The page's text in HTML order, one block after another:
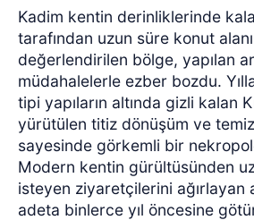
Kadim kentin derinliklerinde
tarafından uzun süre konut
değerlendirilen bölge, yapılan
müdahalelerle ezber bozdu.
tipi yapıların altında gizli kalan
yürütülen titiz dönüşüm ve
sayesinde görkemli bir
Modern kentin gürültüsünden
isteyen ziyaretçilerini ağırlayan
adeta binlerce yıl öncesine